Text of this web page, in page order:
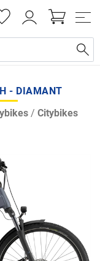
- DIAMANT
/ Citybikes